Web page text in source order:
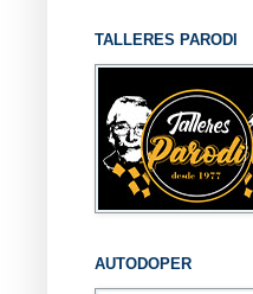
TALLERES PARODI
AUTODOPER